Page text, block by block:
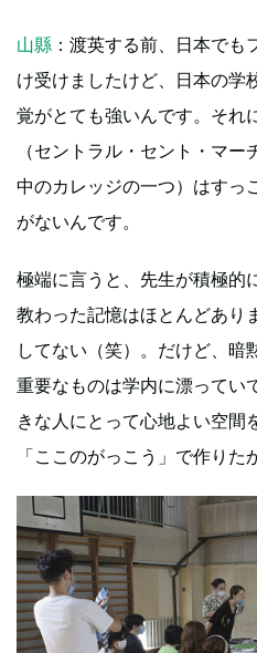
山縣 ：渡英する前、日本で
け受けましたけど、日本の学
覚がとても強いんです。それ
（セントラル・セント・マ
中のカレッジの一つ）はすっ
がないんです。
極端に言うと、先生が積極的
教わった記憶はほとんどあり
してない（笑）。だけど、暗
重要なものは学内に漂ってい
きな人にとって心地よい空間
「ここのがっこう」で作りた